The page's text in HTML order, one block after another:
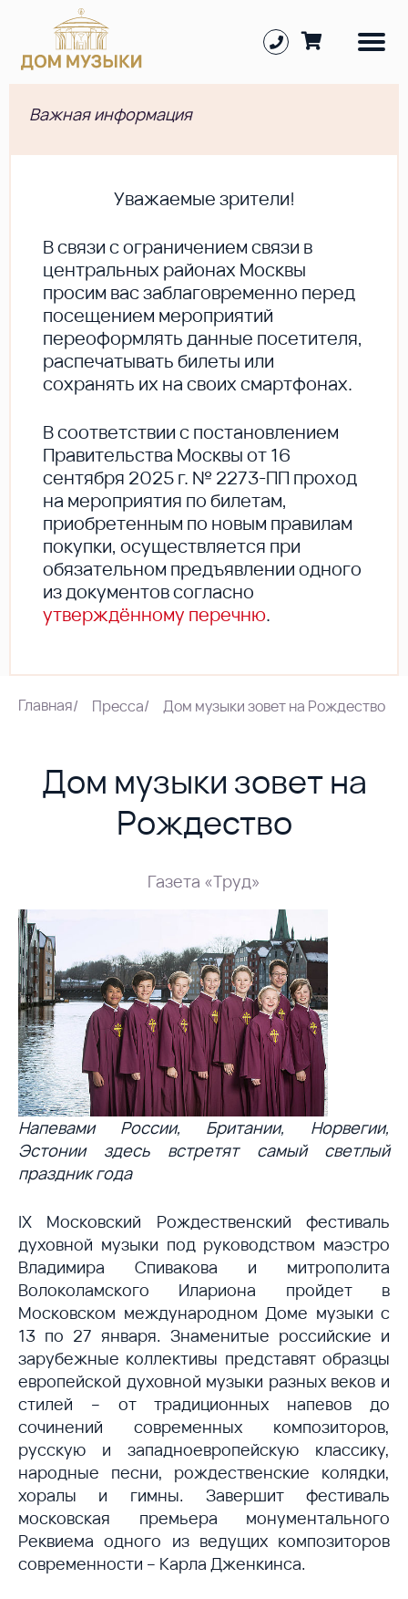
Важная информация
Уважаемые зрители!
В cвязи с ограничением связи в
центральных районах Москвы
просим вас заблаговременно перед
посещением мероприятий
переоформлять данные посетителя,
распечатывать билеты или
сохранять их на своих смартфонах.
В соответствии с постановлением
Правительства Москвы от 16
сентября 2025 г. № 2273-ПП проход
на мероприятия по билетам,
приобретенным по новым правилам
покупки, осуществляется при
обязательном предъявлении одного
из документов согласно
утверждённому перечню.
Главная/ Пресса/ Дом музыки зовет на Рождество
Дом музыки зовет на
Рождество
Газета «Труд»
Напевами России, Британии, Норвегии,
Эстонии здесь встретят самый светлый
праздник года
IX Московский Рождественский фестиваль
духовной музыки под руководством маэстро
Владимира Спивакова и митрополита
Волоколамского Илариона пройдет в
Московском международном Доме музыки с
13 по 27 января. Знаменитые российские и
зарубежные коллективы представят образцы
европейской духовной музыки разных веков и
стилей – от традиционных напевов до
сочинений современных композиторов,
русскую и западноевропейскую классику,
народные песни, рождественские колядки,
хоралы и гимны. Завершит фестиваль
московская премьера монументального
Реквиема одного из ведущих композиторов
современности – Карла Дженкинса.